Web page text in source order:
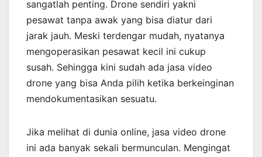
sangatlah penting. Drone sendiri yakni
pesawat tanpa awak yang bisa diatur dari
jarak jauh. Meski terdengar mudah, nyatanya
mengoperasikan pesawat kecil ini cukup
susah. Sehingga kini sudah ada jasa video
drone yang bisa Anda pilih ketika berkeinginan
mendokumentasikan sesuatu.
Jika melihat di dunia online, jasa video drone
ini ada banyak sekali bermunculan. Mengingat